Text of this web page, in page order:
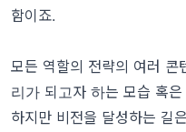
함이죠.
모든 역할의 전략의 여러 콘
리가 되고자 하는 모습 혹
하지만 비전을 달성하는 길